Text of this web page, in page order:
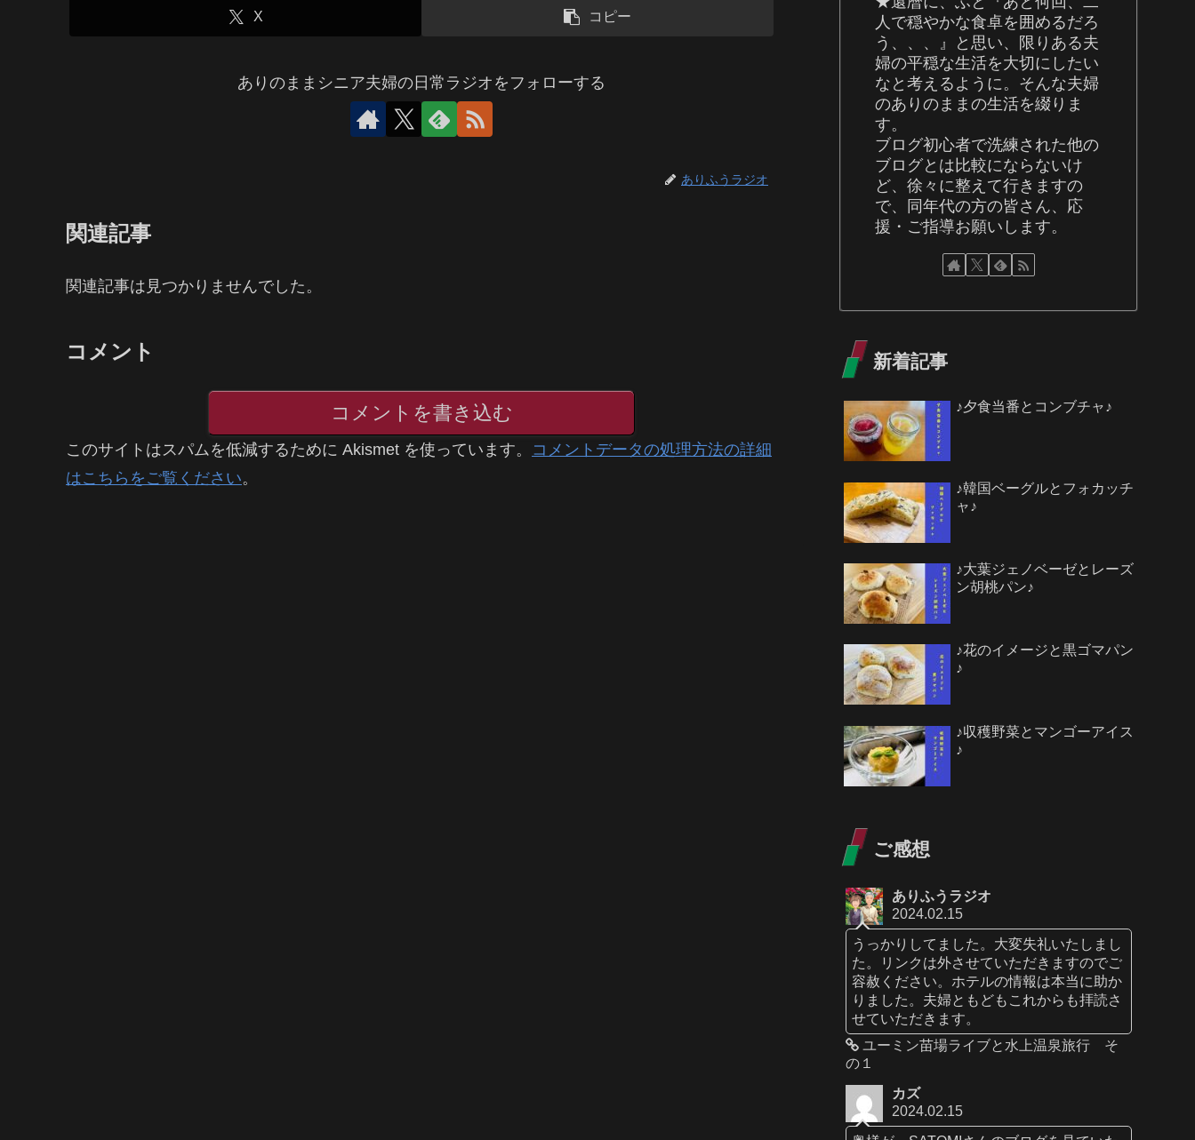
X コピー
ありのままシニア夫婦の日常ラジオをフォローする
ありふうラジオ
関連記事
関連記事は見つかりませんでした。
コメント
コメントを書き込む
このサイトはスパムを低減するために Akismet を使っています。 コメントデータの処理方法の詳細
はこちらをご覧ください。
人で穏やかな食卓を囲めるだろ
う、、、』と思い、限りある夫
婦の平穏な生活を大切にしたい
なと考えるように。そんな夫婦
のありのままの生活を綴りま
す。
ブログ初心者で洗練された他の
ブログとは比較にならないけ
ど、徐々に整えて行きますの
で、同年代の方の皆さん、応
援・ご指導お願いします。
新着記事
♪夕食当番とコンブチャ♪
♪韓国ベーグルとフォカッチ
ャ♪
♪大葉ジェノベーゼとレーズ
ン胡桃パン♪
♪花のイメージと黒ゴマパン
♪
♪収穫野菜とマンゴーアイス
♪
ご感想
ありふうラジオ
2024.02.15
うっかりしてました。大変失礼いたしまし
た。リンクは外させていただきますのでご
容赦ください。ホテルの情報は本当に助か
りました。夫婦ともどもこれからも拝読さ
せていただきます。
ユーミン苗場ライブと水上温泉旅行 そ
の１
カズ
2024.02.15